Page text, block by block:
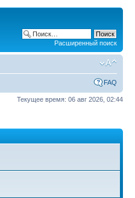
Расширенный поиск
FAQ
Текущее время: 06 авг 2026, 02:44